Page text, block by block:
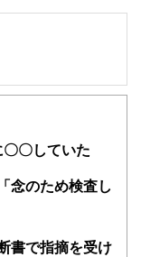
談ショップの元店長。
退職。
かにすること」をテ
グは30代40代の女性
〇していた
念のため検査し
書で指摘を受け